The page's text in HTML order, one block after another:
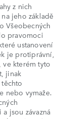
z nich
jeho základě
Všeobecných
pravomoci
ustanovení
je protiprávní,
ve kterém tyto
jinak
nebo vymaže.
jsou závazná